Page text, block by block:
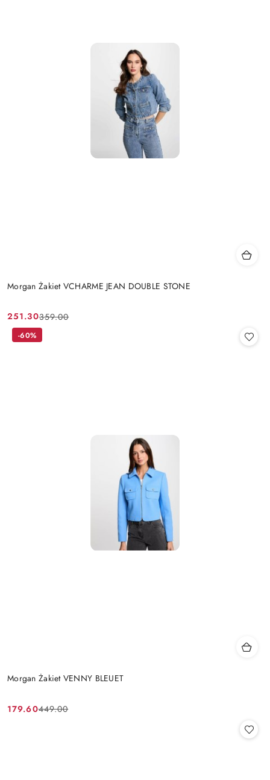
Morgan Żakiet VCHARME JEAN DOUBLE STONE
Cena
promocyjna:
251.30
Cena
przed
359.00
Morgan Żakiet VENNY BLEUET
Cena
179.60
Cena
449.00
-60%